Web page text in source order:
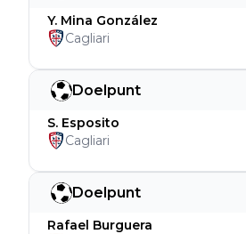
Doelpunt
Rafael Burguera
Doelpunt
S. Esposito
Cagliari
Y. Mina González
Cagliari